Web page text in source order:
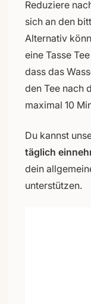
Reduziere
sich an den
Alternativ
eine Tasse
dass das
den Tee nach
maximal 10
Du kannst
täglich
dein
unterstützen.